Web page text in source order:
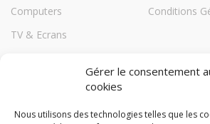
Gérer le consentement
cookies
Nous utilisons des technologies telles que les
Computers
TV & Ecrans
Conditions